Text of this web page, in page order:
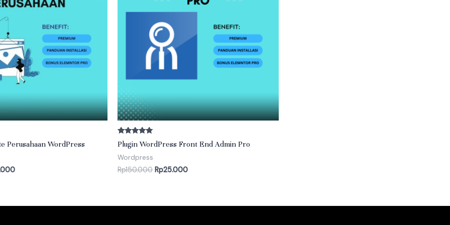
Perusahaan WordPress
Rated
5.00
out of 5
Plugin WordPress Front End Admin Pro
Wordpress
Rp150.000 Rp25.000